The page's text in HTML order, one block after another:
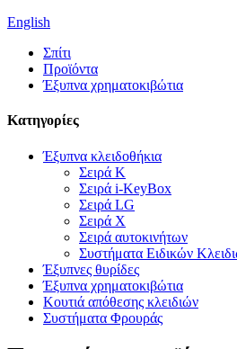
English
Σπίτι
Προϊόντα
Έξυπνα χρηματοκιβώτια
Κατηγορίες
Έξυπνα κλειδοθήκια
Σειρά Κ
Σειρά i-KeyBox
Σειρά LG
Σειρά X
Σειρά αυτοκινήτων
Συστήματα Ειδικών
Έξυπνες θυρίδες
Έξυπνα χρηματοκιβώτια
Κουτιά απόθεσης κλειδιών
Συστήματα Φρουράς